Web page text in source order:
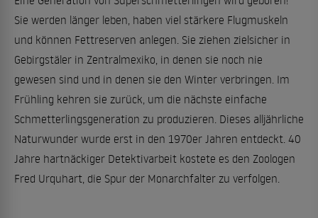
Sie werden länger leben, haben viel stärkere Flugmuskeln
und können Fettreserven anlegen. Sie ziehen zielsicher in
Gebirgstäler in Zentralmexiko, in denen sie noch nie
gewesen sind und in denen sie den Winter verbringen. Im
Frühling kehren sie zurück, um die nächste einfache
Schmetterlingsgeneration zu produzieren. Dieses alljährliche
Naturwunder wurde erst in den 1970er Jahren entdeckt. 40
Jahre hartnäckiger Detektivarbeit kostete es den Zoologen
Fred Urquhart, die Spur der Monarchfalter zu verfolgen.